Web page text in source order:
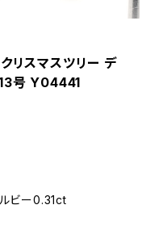
リスマスツリー デ
号 Y04441
ビー0.31ct